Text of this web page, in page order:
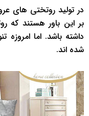
در تولید روتختی های
بر این باور هستند که
داشته باشد. اما
شده اند.